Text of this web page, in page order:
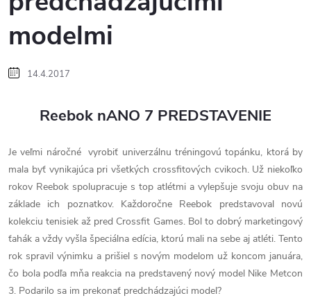
modelmi
14.4.2017
Reebok nANO 7 PREDSTAVENIE
Je veľmi náročné vyrobiť univerzálnu tréningovú topánku, ktorá by
mala byť vynikajúca pri všetkých crossfitových cvikoch. Už niekoľko
rokov Reebok spolupracuje s top atlétmi a vylepšuje svoju obuv na
základe ich poznatkov. Každoročne Reebok predstavoval novú
kolekciu tenisiek až pred Crossfit Games. Bol to dobrý marketingový
ťahák a vždy vyšla špeciálna edícia, ktorú mali na sebe aj atléti. Tento
rok spravil výnimku a prišiel s novým modelom už koncom januára,
čo bola podľa mňa reakcia na predstavený nový model Nike Metcon
3. Podarilo sa im prekonať predchádzajúci model?